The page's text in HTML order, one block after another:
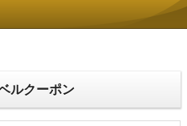
ルクーポン